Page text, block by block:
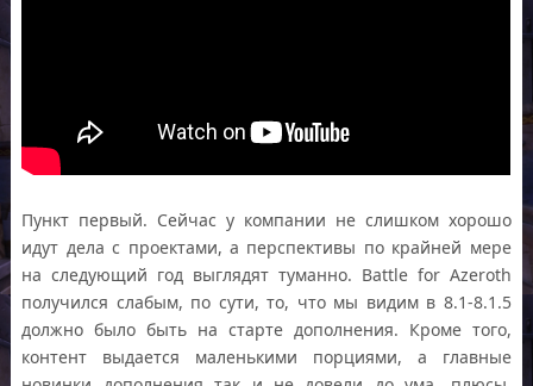
Пункт первый. Сейчас у компании не слишком хорошо
идут дела с проектами, а перспективы по крайней мере
на следующий год выглядят туманно. Battle for Azeroth
получился слабым, по сути, то, что мы видим в 8.1-8.1.5
должно было быть на старте дополнения. Кроме того,
контент выдается маленькими порциями, а главные